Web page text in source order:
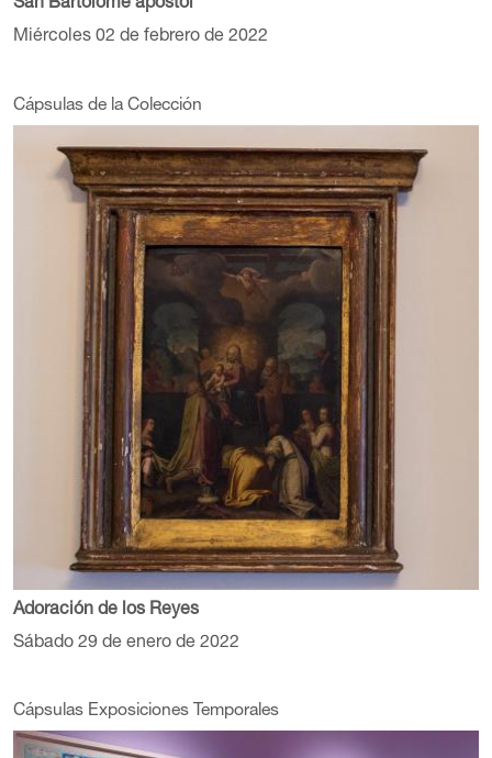
San Bartolomé apóstol
Miércoles 02 de febrero de 2022
Cápsulas de la Colección
Adoración de los Reyes
Sábado 29 de enero de 2022
Cápsulas Exposiciones Temporales